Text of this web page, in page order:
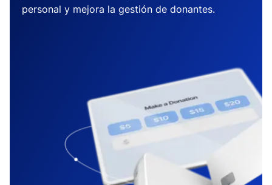
personal y mejora la gestión de donantes.